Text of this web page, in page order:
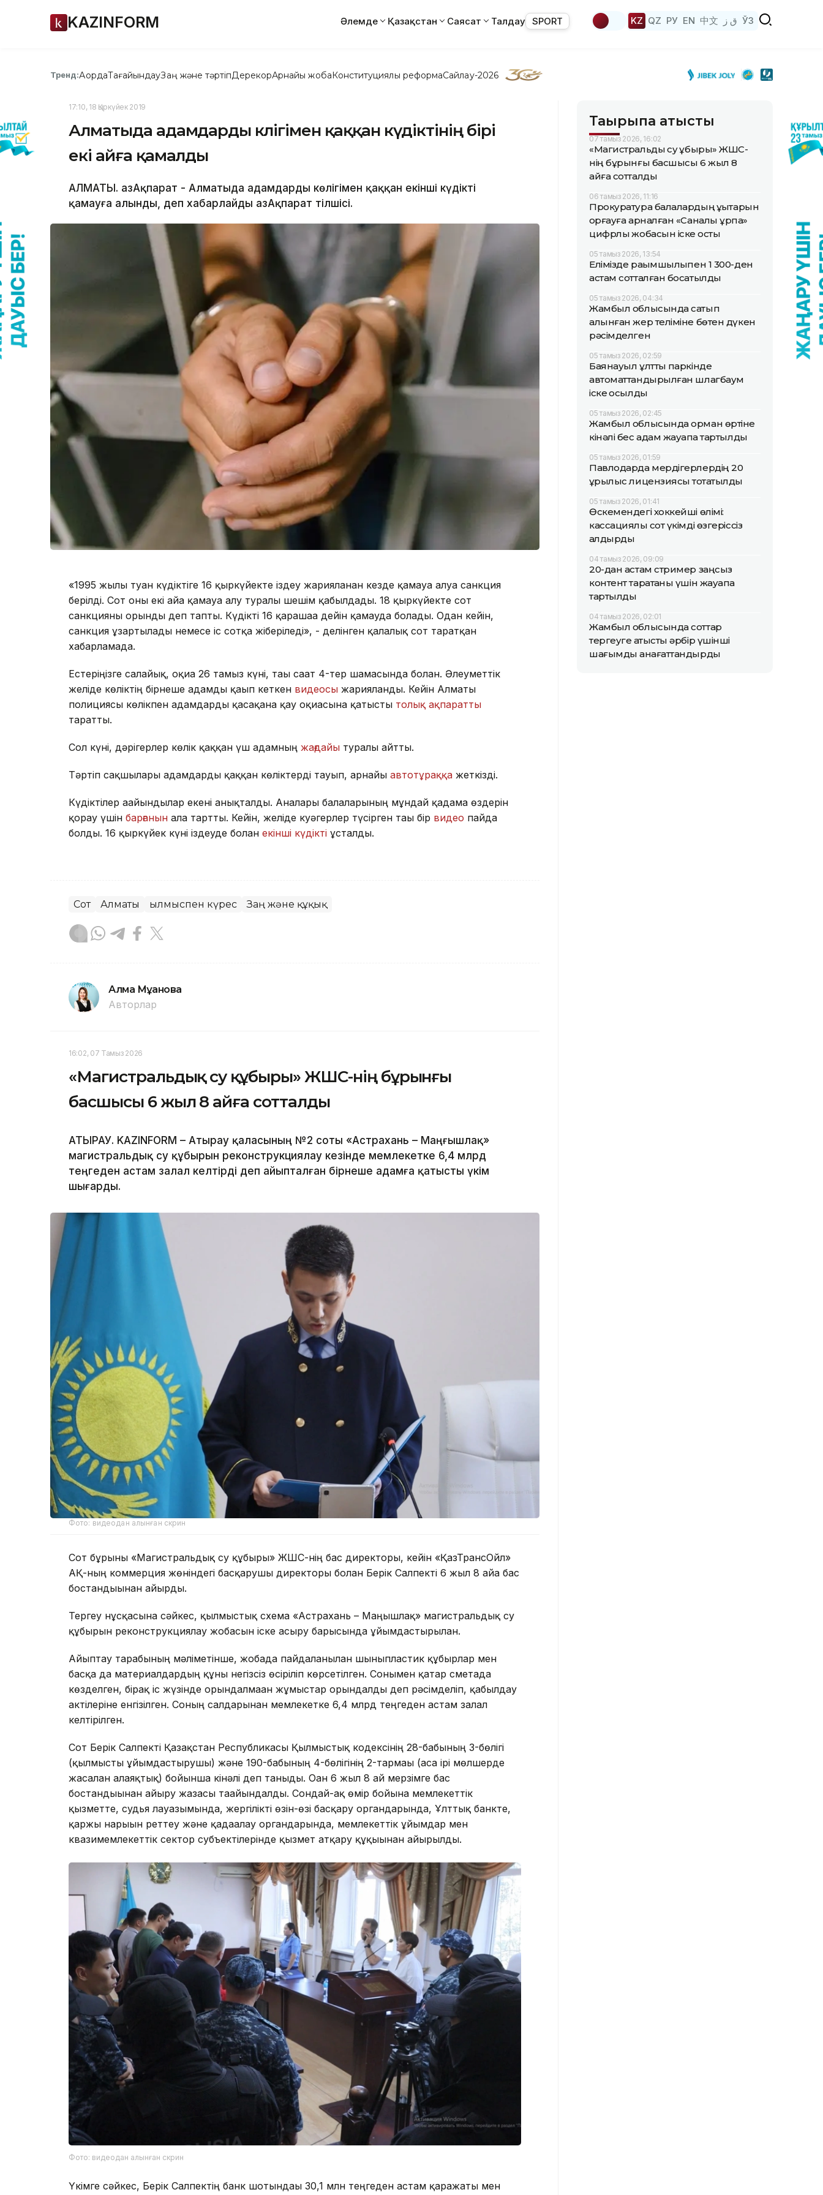
KAZINFORM Әлемде Қазақстан Саясат Талдау SPORT KZ QZ РУ EN 中文 ق ز ЎЗ
Тренд:АқордаТағайындауЗаң және тәртіпДерекқорАрнайы жобаКонституциялық реформаСайлау-2026
17:10, 18 Қыркүйек 2019
Алматыда адамдарды көлігімен қаққан күдіктінің бірі
екі айға қамалды
АЛМАТЫ. ҚазАқпарат - Алматыда адамдарды көлігімен қаққан екінші күдікті
қамауға алынды, деп хабарлайды ҚазАқпарат тілшісі.
«1995 жылы туған күдіктіге 16 қыркүйекте іздеу жарияланған кезде қамауға алуға санкция
берілді. Сот оны екі айға қамауға алу туралы шешім қабылдады. 18 қыркүйекте сот
санкцияны орынды деп тапты. Күдікті 16 қарашаға дейін қамауда болады. Одан кейін,
санкция ұзартылады немесе іс сотқа жіберіледі», - делінген қалалық сот таратқан
хабарламада.
Естеріңізге салайық, оқиға 26 тамыз күні, тағы сағат 4-тер шамасында болған. Әлеуметтік
желіде көліктің бірнеше адамды қағып кеткен видеосы жарияланды. Кейін Алматы
полициясы көлікпен адамдарды қасақана қағу оқиғасына қатысты толық ақпаратты
таратты.
Сол күні, дәрігерлер көлік қаққан үш адамның жағдайы туралы айтты.
Тәртіп сақшылары адамдарды қаққан көліктерді тауып, арнайы автотұраққа жеткізді.
Күдіктілер ағайындылар екені анықталды. Аналары балаларының мұндай қадамға өздерін
қорғау үшін барғанын алға тартты. Кейін, желіде куәгерлер түсірген тағы бір видео пайда
болды. 16 қыркүйек күні іздеуде болған екінші күдікті ұсталды.
Сот Алматы Қылмыспен күрес Заң және құқық
Алма Мұқанова
Авторлар
16:02, 07 Тамыз 2026
«Магистральдық су құбыры» ЖШС-нің бұрынғы
басшысы 6 жыл 8 айға сотталды
АТЫРАУ. KAZINFORM – Атырау қаласының №2 соты «Астрахань – Маңғышлақ»
магистральдық су құбырын реконструкциялау кезінде мемлекетке 6,4 млрд
теңгеден астам залал келтірді деп айыпталған бірнеше адамға қатысты үкім
шығарды.
Фото: видеодан алынған скрин
Сот бұрынғы «Магистральдық су құбыры» ЖШС-нің бас директоры, кейін «ҚазТрансОйл»
АҚ-ның коммерция жөніндегі басқарушы директоры болған Берік Салпекті 6 жыл 8 айға бас
бостандығынан айырды.
Тергеу нұсқасына сәйкес, қылмыстық схема «Астрахань – Маңғышлақ» магистральдық су
құбырын реконструкциялау жобасын іске асыру барысында ұйымдастырылған.
Айыптау тарабының мәліметінше, жобада пайдаланылған шыныпластик құбырлар мен
басқа да материалдардың құны негізсіз өсіріліп көрсетілген. Сонымен қатар сметада
көзделген, бірақ іс жүзінде орындалмаған жұмыстар орындалды деп рәсімделіп, қабылдау
актілеріне енгізілген. Соның салдарынан мемлекетке 6,4 млрд теңгеден астам залал
келтірілген.
Сот Берік Салпекті Қазақстан Республикасы Қылмыстық кодексінің 28-бабының 3-бөлігі
(қылмысты ұйымдастырушы) және 190-бабының 4-бөлігінің 2-тармағы (аса ірі мөлшерде
жасалған алаяқтық) бойынша кінәлі деп таныды. Оған 6 жыл 8 ай мерзімге бас
бостандығынан айыру жазасы тағайындалды. Сондай-ақ өмір бойына мемлекеттік
қызметте, судья лауазымында, жергілікті өзін-өзі басқару органдарында, Ұлттық банкте,
қаржы нарығын реттеу және қадағалау органдарында, мемлекеттік ұйымдар мен
квазимемлекеттік сектор субъектілерінде қызмет атқару құқығынан айырылды.
Фото: видеодан алынған скрин
Үкімге сәйкес, Берік Салпектің банк шотындағы 30,1 млн теңгеден астам қаражаты мен
Тақырыпқа қатысты
07 тамыз 2026, 16:02
«Магистральдық су құбыры» ЖШС-
нің бұрынғы басшысы 6 жыл 8
айға сотталды
06 тамыз 2026, 11:16
Прокуратура балалардың құқықтарын
қорғауға арналған «Саналы ұрпақ»
цифрлық жобасын іске қосты
05 тамыз 2026, 13:54
Елімізде рақымшылықпен 1 300-ден
астам сотталған босатылды
05 тамыз 2026, 04:34
Жамбыл облысында сатып
алынған жер теліміне бөтен дүкен
рәсімделген
05 тамыз 2026, 02:59
Баянауыл ұлттық паркінде
автоматтандырылған шлагбаум
іске қосылды
05 тамыз 2026, 02:45
Жамбыл облысында орман өртіне
кінәлі бес адам жауапқа тартылды
05 тамыз 2026, 01:59
Павлодарда мердігерлердің 20
құрылыс лицензиясы тоқтатылды
05 тамыз 2026, 01:41
Өскемендегі хоккейші өлімі:
кассациялық сот үкімді өзгеріссіз
қалдырды
04 тамыз 2026, 09:09
20-дан астам стример заңсыз
контент таратқаны үшін жауапқа
тартылды
04 тамыз 2026, 02:01
Жамбыл облысында соттар
тергеуге қатысты әрбір үшінші
шағымды қанағаттандырды